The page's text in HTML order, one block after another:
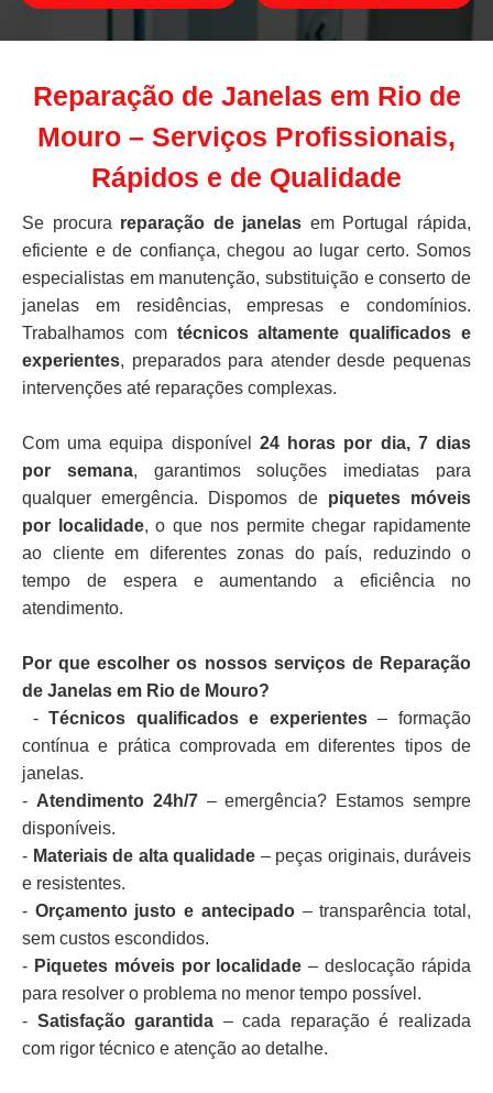
Reparação de Janelas em Rio de
Mouro – Serviços Profissionais,
Rápidos e de Qualidade
Se procura reparação de janelas em Portugal rápida,
eficiente e de confiança, chegou ao lugar certo. Somos
especialistas em manutenção, substituição e conserto de
janelas em residências, empresas e condomínios.
Trabalhamos com técnicos altamente qualificados e
experientes, preparados para atender desde pequenas
intervenções até reparações complexas.
Com uma equipa disponível 24 horas por dia, 7 dias
por semana, garantimos soluções imediatas para
qualquer emergência. Dispomos de piquetes móveis
por localidade, o que nos permite chegar rapidamente
ao cliente em diferentes zonas do país, reduzindo o
tempo de espera e aumentando a eficiência no
atendimento.
Por que escolher os nossos serviços de Reparação
de Janelas em Rio de Mouro?
-Técnicos qualificados e experientes– formação
contínua e prática comprovada em diferentes tipos de
janelas.
- Atendimento 24h/7– emergência? Estamos sempre
disponíveis.
- Materiais de alta qualidade – peças originais, duráveis
e resistentes.
- Orçamento justo e antecipado– transparência total,
sem custos escondidos.
- Piquetes móveis por localidade – deslocação rápida
para resolver o problema no menor tempo possível.
- Satisfação garantida – cada reparação é realizada
com rigor técnico e atenção ao detalhe.